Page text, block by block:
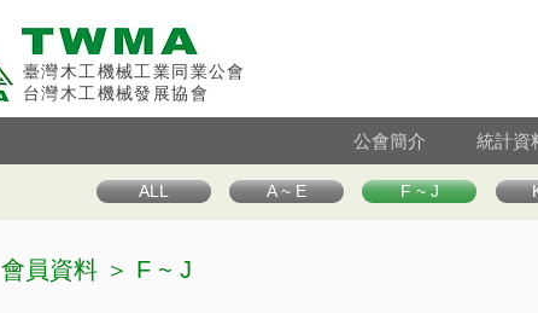
臺灣木工機械工業同業公會
台灣木工機械發展協會
公會簡介 統計資
ALL A ~ E F ~ J
會員資料 ＞ F ~ J